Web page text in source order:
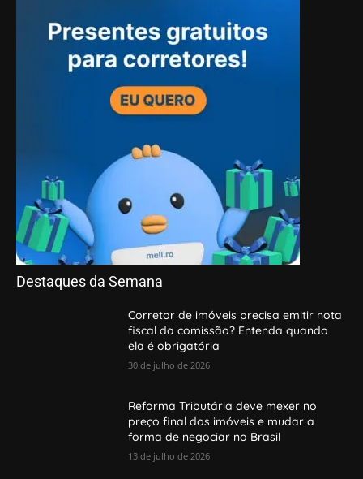
Destaques da Semana
Corretor de imóveis precisa emitir nota
fiscal da comissão? Entenda quando
ela é obrigatória
30 de julho de 2026
Reforma Tributária deve mexer no
preço final dos imóveis e mudar a
forma de negociar no Brasil
13 de julho de 2026